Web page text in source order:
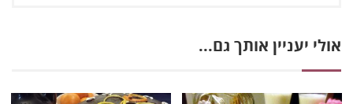
אולי יעניין אותך גם...